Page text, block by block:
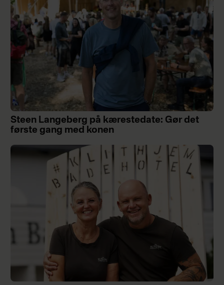
Steen Langeberg på kærestedate: Gør det
første gang med konen